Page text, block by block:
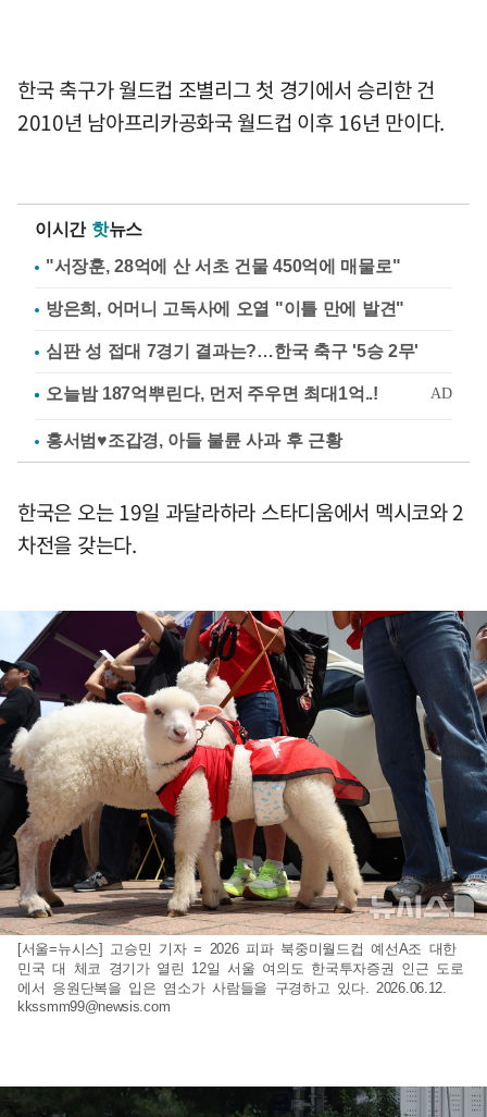
한국 축구가 월드컵 조별리그 첫 경기에서 승리한 건
2010년 남아프리카공화국 월드컵 이후 16년 만이다.
이시간 핫뉴스
"서장훈, 28억에 산 서초 건물 450억에 매물로"
방은희, 어머니 고독사에 오열 "이틀 만에 발견"
심판 성 접대 7경기 결과는?…한국 축구 '5승 2무'
홍서범♥조갑경, 아들 불륜 사과 후 근황
한국은 오는 19일 과달라하라 스타디움에서 멕시코와 2
차전을 갖는다.
[서울=뉴시스] 고승민 기자 = 2026 피파 북중미월드컵 예선A조 대한
민국 대 체코 경기가 열린 12일 서울 여의도 한국투자증권 인근 도로
에서 응원단복을 입은 염소가 사람들을 구경하고 있다. 2026.06.12.
kkssmm99@newsis.com